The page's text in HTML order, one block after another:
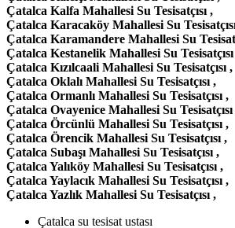
Çatalca Kalfa Mahallesi Su Tesisatçısı ,
Çatalca Karacaköy Mahallesi Su
Çatalca Karamandere Mahallesi Su
Çatalca Kestanelik Mahallesi Su
Çatalca Kızılcaali Mahallesi Su Tesisatçısı ,
Çatalca Oklalı Mahallesi Su Tesisatçısı ,
Çatalca Ormanlı Mahallesi Su Tesisatçısı ,
Çatalca Ovayenice Mahallesi Su Tesisatçısı
Çatalca Örcünlü Mahallesi Su Tesisatçısı ,
Çatalca Örencik Mahallesi Su Tesisatçısı ,
Çatalca Subaşı Mahallesi Su Tesisatçısı ,
Çatalca Yalıköy Mahallesi Su Tesisatçısı ,
Çatalca Yaylacık Mahallesi Su Tesisatçısı ,
Çatalca Yazlık Mahallesi Su Tesisatçısı ,
Çatalca su tesisat ustası